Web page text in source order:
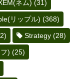
ネム) (31)
リップル) (368)
Strategy (28)
) (25)